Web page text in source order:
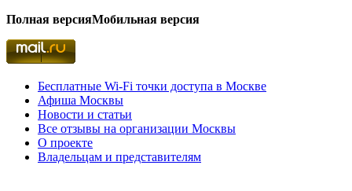
Полная версияМобильная версия
Бесплатные Wi-Fi точки доступа в Москве
Афиша Москвы
Новости и статьи
Все отзывы на организации Москвы
О проекте
Владельцам и представителям